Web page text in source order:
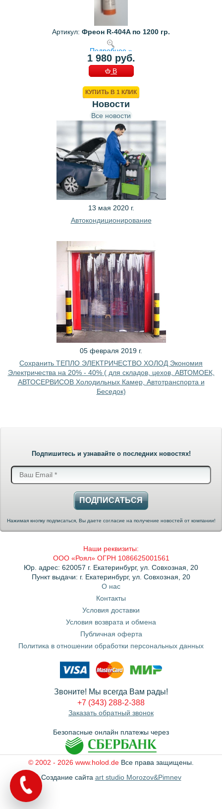
Артикул: Фреон R-404A по 1200 гр.
Подробнее »
1 980 руб.
В
КУПИТЬ В 1 КЛИК
Новости
Все новости
13 мая 2020 г.
Автокондиционирование
05 февраля 2019 г.
Сохранить ТЕПЛО ЭЛЕКТРИЧЕСТВО ХОЛОД Экономия
Электричества на 20% - 40% ( для складов, цехов, АВТОМОЕК,
АВТОСЕРВИСОВ Холодильных Камер, Автотранспорта и
Беседок)
Подпишитесь и узнавайте о последних новостях!
ПОДПИСАТЬСЯ
Нажимая кнопку подписаться, Вы даете согласие на получение новостей от компании!
Наши реквизиты:
ООО «Роял» ОГРН 1086625001561
Юр. адрес: 620057 г. Екатеринбург, ул. Совхозная, 20
Пункт выдачи: г. Екатеринбург, ул. Совхозная, 20
О нас
Контакты
Условия доставки
Условия возврата и обмена
Публичная оферта
Политика в отношении обработки персональных данных
Звоните! Мы всегда Вам рады!
+7 (343) 288-2-388
Заказать обратный звонок
Безопасные онлайн платежы через
© 2002 - 2026 www.holod.de Все права защищены.
Создание сайта art studio Morozov&Pimnev